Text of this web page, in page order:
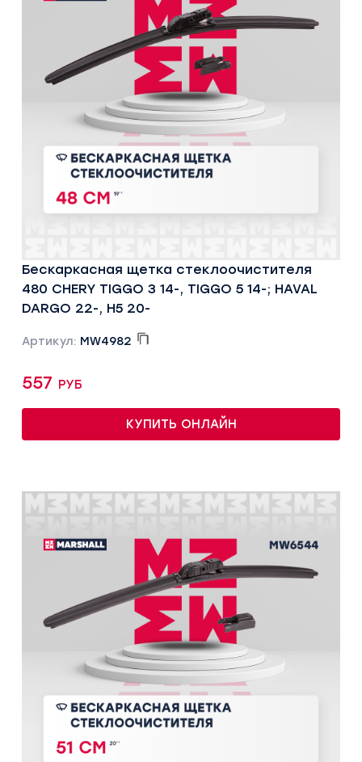
Бескаркасная щетка стеклоочистителя
480 CHERY TIGGO 3 14-, TIGGO 5 14-; HAVAL
DARGO 22-, H5 20-
Артикул: MW4982
557 руб
КУПИТЬ ОНЛАЙН